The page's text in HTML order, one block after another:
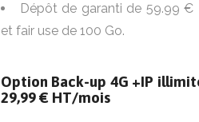
Dépôt de garanti de 59.99 €
et fair use de 100 Go.
Option Back-up 4G +IP
29,99 € HT/mois
création de conduites. En cas
travaux de génie civil, des
suivants demeurent à la
client : mise à disposition de
conformes au bon